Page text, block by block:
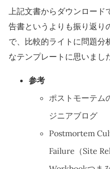
上記文書からダウンロード
告書というよりも振り返り
で、比較的ライトに問題分
なテンプレートに思いまし
参考
ポストモーテム
ジニアブログ
Postmortem
Failure（Site